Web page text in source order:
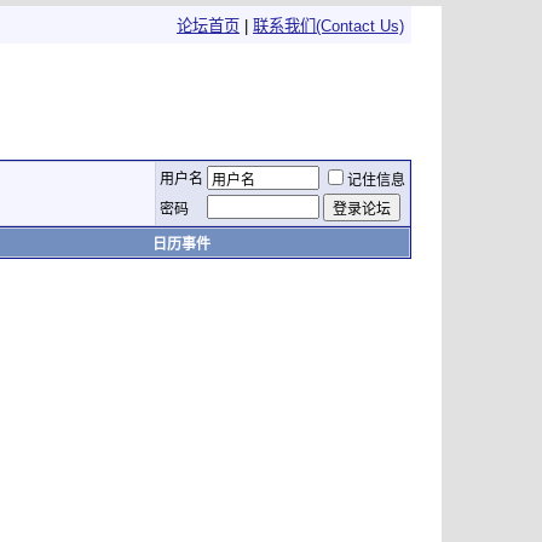
论坛首页 联系我们(Contact Us)
用户名
记住信息
密码
日历事件